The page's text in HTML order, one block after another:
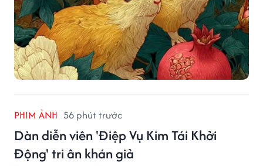
PHIM ẢNH 56 phút trước
Dàn diễn viên 'Điệp Vụ Kim Tái Khởi
Động' tri ân khán giả